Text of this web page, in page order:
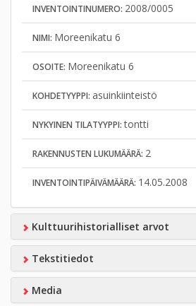
INVENTOINTINUMERO: 2008/0005
NIMI: Moreenikatu 6
OSOITE: Moreenikatu 6
KOHDETYYPPI: asuinkiinteistö
NYKYINEN TILATYYPPI:tontti
RAKENNUSTEN LUKUMÄÄRÄ: 2
INVENTOINTIPÄIVÄMÄÄRÄ: 14.05.2008
Kulttuurihistorialliset arvot
Tekstitiedot
Media